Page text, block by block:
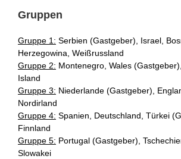
Gruppen
Gruppe 1: Serbien (Gastgeber), Israel,
Herzegowina, Weißrussland
Gruppe 2: Montenegro, Wales
Island
Gruppe 3: Niederlande (Gastgeber),
Nordirland
Gruppe 4: Spanien, Deutschland, Türkei
Finnland
Gruppe 5: Portugal (Gastgeber),
Slowakei